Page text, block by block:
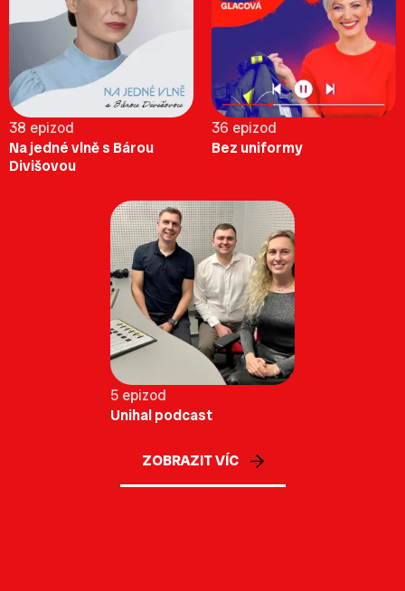
38 epizod
Na jedné vlně s Bárou
Divišovou
36 epizod
Bez uniformy
5 epizod
Unihal podcast
ZOBRAZIT VÍC